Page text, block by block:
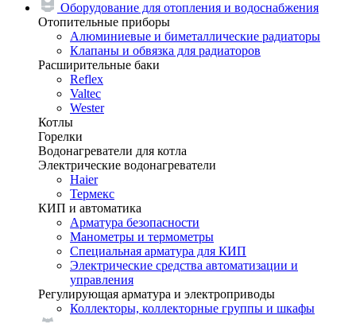
Оборудование для отопления и водоснабжения
Отопительные приборы
Алюминиевые и биметаллические радиаторы
Клапаны и обвязка для радиаторов
Расширительные баки
Reflex
Valtec
Wester
Котлы
Горелки
Водонагреватели для котла
Электрические водонагреватели
Haier
Термекс
КИП и автоматика
Арматура безопасности
Манометры и термометры
Специальная арматура для КИП
Электрические средства автоматизации и
управления
Регулирующая арматура и электроприводы
Коллекторы, коллекторные группы и шкафы